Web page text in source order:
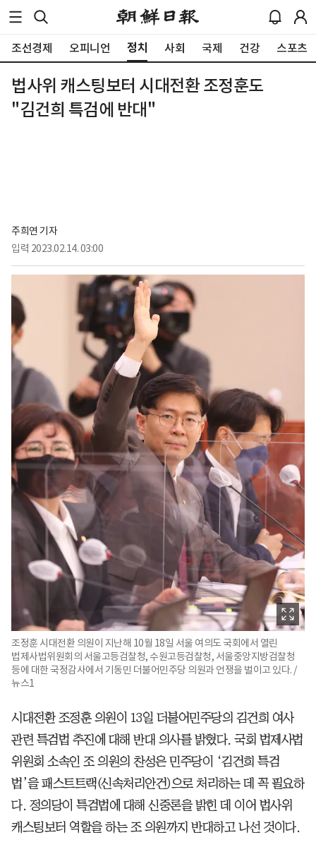
조선경제 오피니언 정치 사회 국제 건강 스포츠
법사위 캐스팅보터 시대전환 조정훈도
"김건희 특검에 반대"
주희연 기자
입력 2023.02.14. 03:00
조정훈 시대전환 의원이 지난해 10월 18일 서울 여의도 국회에서 열린
법제사법위원회의 서울고등검찰청, 수원고등검찰청, 서울중앙지방검찰청
등에 대한 국정감사에서 기동민 더불어민주당 의원과 언쟁을 벌이고 있다. /
뉴스1
시대전환 조정훈 의원이 13일 더불어민주당의 김건희 여사
관련 특검법 추진에 대해 반대 의사를 밝혔다. 국회 법제사법
위원회 소속인 조 의원의 찬성은 민주당이 ‘김건희 특검
법’을 패스트트랙(신속처리안건)으로 처리하는 데 꼭 필요하
다. 정의당이 특검법에 대해 신중론을 밝힌 데 이어 법사위
캐스팅보터 역할을 하는 조 의원까지 반대하고 나선 것이다.